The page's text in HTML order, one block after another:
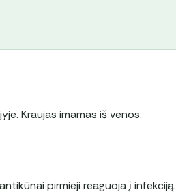
Kraujas imamas iš venos.
pirmieji reaguoja į infekciją.